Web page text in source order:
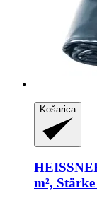
Košarica
m²,